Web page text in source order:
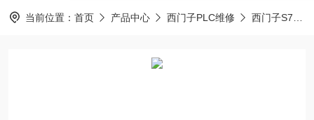
当前位置： 首页 产品中心 西门子PLC维修 西门子S7-1500PLC解密